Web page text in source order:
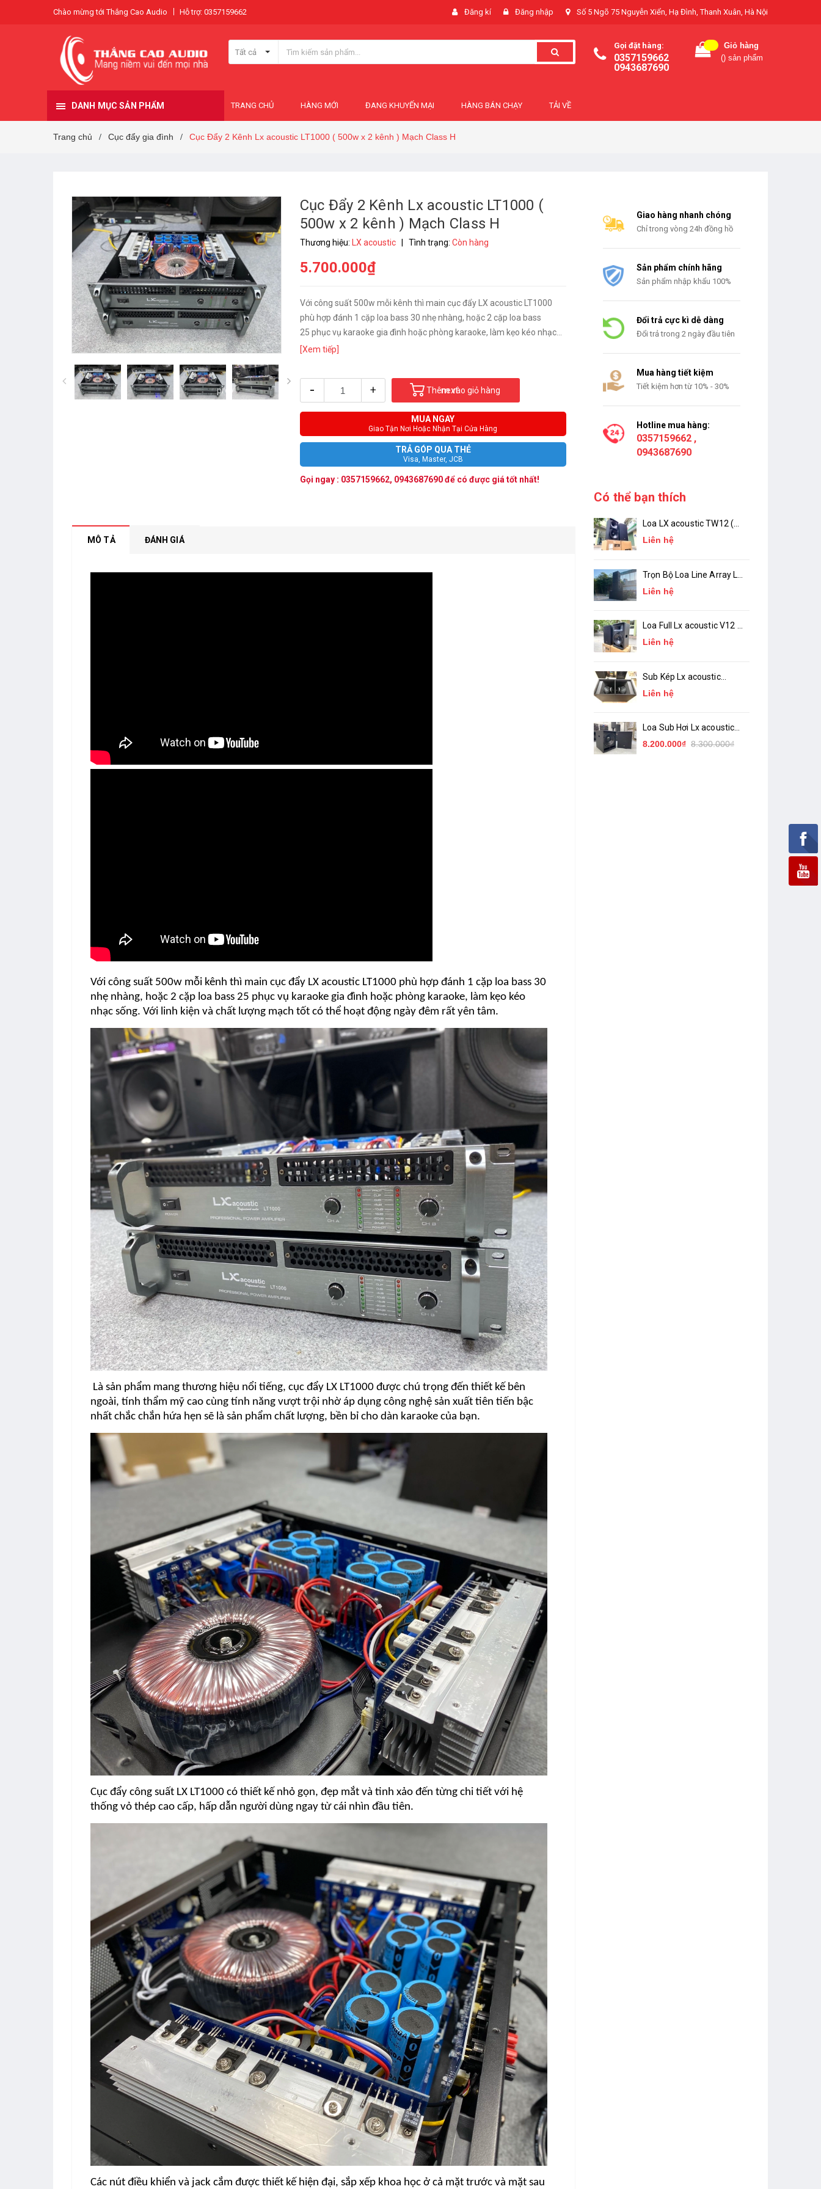
Chào mừng tới Thắng Cao Audio Hỗ trợ: 0357159662 Đăng kí Đăng nhập Số 5 Ngõ 75 Nguyễn Xiển, Hạ Đình, Thanh Xuân, Hà Nội
Tất cả
Gọi đặt hàng:
0357159662
0943687690
Giỏ hàng
() sản phẩm
DANH MỤC SẢN PHẨM TRANG CHỦ HÀNG MỚI ĐANG KHUYẾN MẠI HÀNG BÁN CHẠY TẢI VỀ
Trang chủ / Cục đẩy gia đình / Cục Đẩy 2 Kênh Lx acoustic LT1000 ( 500w x 2 kênh ) Mạch Class H
prev next
Cục Đẩy 2 Kênh Lx acoustic LT1000 (
500w x 2 kênh ) Mạch Class H
Thương hiệu: LX acoustic Tình trạng: Còn hàng
5.700.000₫
Với công suất 500w mỗi kênh thì main cục đẩy LX acoustic LT1000
phù hợp đánh 1 cặp loa bass 30 nhẹ nhàng, hoặc 2 cặp loa bass
25 phục vụ karaoke gia đình hoặc phòng karaoke, làm kẹo kéo nhạc...
[Xem tiếp]
- + Thêm vào giỏ hàng
MUA NGAY
Giao Tận Nơi Hoặc Nhận Tại Cửa Hàng
TRẢ GÓP QUA THẺ
Visa, Master, JCB
Gọi ngay : 0357159662, 0943687690để có được giá tốt nhất!
MÔ TẢ ĐÁNH GIÁ
Với công suất 500w mỗi kênh thì main cục đẩy LX acoustic LT1000 phù hợp đánh 1 cặp loa bass 30
nhẹ nhàng, hoặc 2 cặp loa bass 25 phục vụ karaoke gia đình hoặc phòng karaoke, làm kẹo kéo
nhạc sống. Với linh kiện và chất lượng mạch tốt có thể hoạt động ngày đêm rất yên tâm.
Là sản phẩm mang thương hiệu nổi tiếng, cục đẩy LX LT1000 được chú trọng đến thiết kế bên
ngoài, tính thẩm mỹ cao cùng tính năng vượt trội nhờ áp dụng công nghệ sản xuất tiên tiến bậc
nhất chắc chắn hứa hẹn sẽ là sản phẩm chất lượng, bền bỉ cho dàn karaoke của bạn.
Cục đẩy công suất LX LT1000 có thiết kế nhỏ gọn, đẹp mắt và tinh xảo đến từng chi tiết với hệ
thống vỏ thép cao cấp, hấp dẫn người dùng ngay từ cái nhìn đầu tiên.
Các nút điều khiển và jack cắm được thiết kế hiện đại, sắp xếp khoa học ở cả mặt trước và mặt sau
Giao hàng nhanh chóng
Chỉ trong vòng 24h đồng hồ
Sản phẩm chính hãng
Sản phẩm nhập khẩu 100%
Đổi trả cực kì dễ dàng
Đổi trả trong 2 ngày đầu tiên
Mua hàng tiết kiệm
Tiết kiệm hơn từ 10% - 30%
Hotline mua hàng:
0357159662 ,
0943687690
Có thể bạn thích
Loa LX acoustic TW12 (
Bass 30 ) Chính Hãng
Liên hệ
Trọn Bộ Loa Line Array Lx
acoustic LA-10, LA-18 (
chính hãng )
Liên hệ
Loa Full Lx acoustic V12 (
bass 30 ) Chính Hãng
Liên hệ
Sub Kép Lx acoustic
TW218 ( Sub Hầm 2 Bass
50 )_ Chính Hãng
Liên hệ
Loa Sub Hơi Lx acoustic
TW15S ( bass 40 )
8.200.000₫ 8.300.000₫